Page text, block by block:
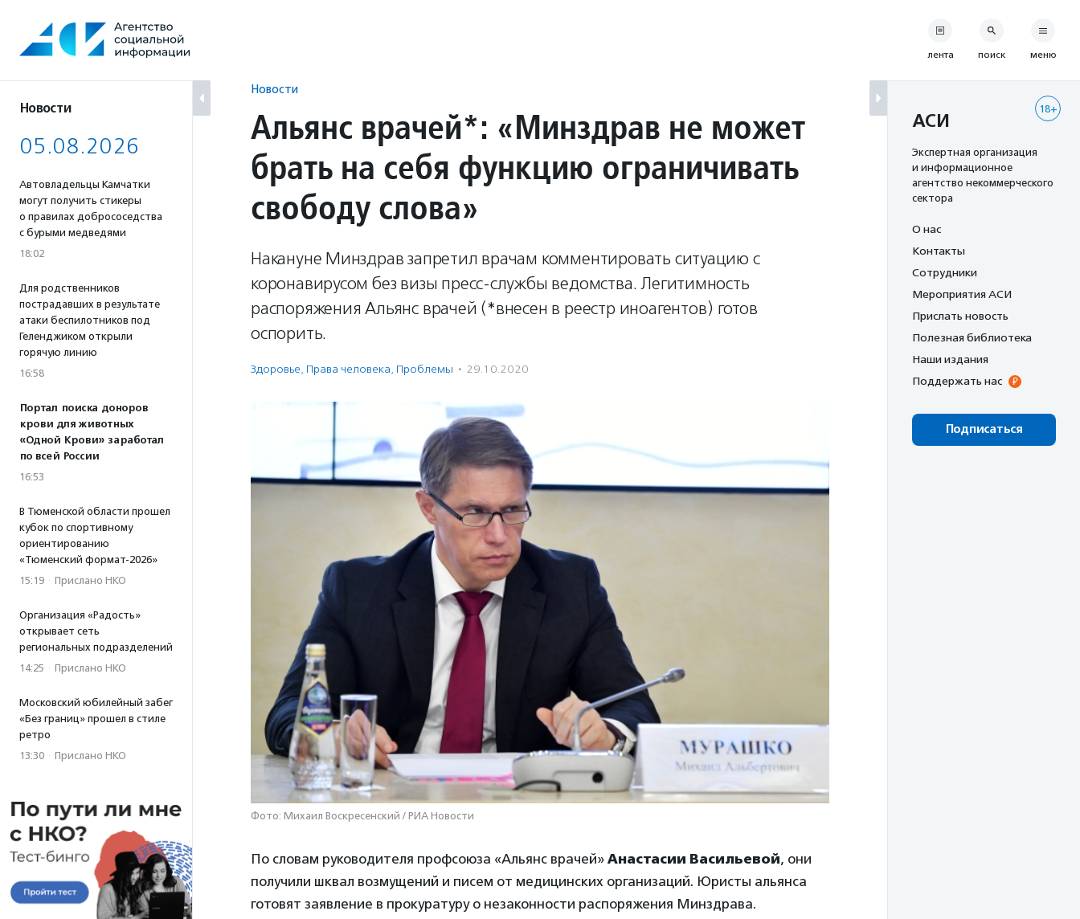
содержанию
Новости
05.08.2026
Автовладельцы Камчатки
могут получить стикеры
о правилах добрососедства
с бурыми медведями
18:02
Для родственников
пострадавших в результате
атаки беспилотников под
Геленджиком открыли
горячую линию
16:58
Портал поиска доноров
крови для животных
«Одной Крови» заработал
по всей России
16:53
В Тюменской области прошел
кубок по спортивному
ориентированию
«Тюменский формат-2026»
15:19 · Прислано НКО
Организация «Радость»
открывает сеть
региональных подразделений
14:25 · Прислано НКО
Московский юбилейный забег
«Без границ» прошел в стиле
ретро
13:30 · Прислано НКО
Новости
Альянс врачей*: «Минздрав не может
брать на себя функцию ограничивать
свободу слова»
Накануне Минздрав запретил врачам комментировать ситуацию с
коронавирусом без визы пресс-службы ведомства. Легитимность
распоряжения Альянс врачей (*внесен в реестр иноагентов) готов
оспорить.
Здоровье, Права человека, Проблемы · 29.10.2020
Фото: Михаил Воскресенский / РИА Новости
По словам руководителя профсоюза «Альянс врачей» Анастасии Васильевой, они
получили шквал возмущений и писем от медицинских организаций. Юристы альянса
готовят заявление в прокуратуру о незаконности распоряжения Минздрава.
лента поиск меню
18+
АСИ
Экспертная организация
и информационное
агентство некоммерческого
сектора
О нас
Контакты
Сотрудники
Мероприятия АСИ
Прислать новость
Полезная библиотека
Наши издания
Поддержать нас
Подписаться